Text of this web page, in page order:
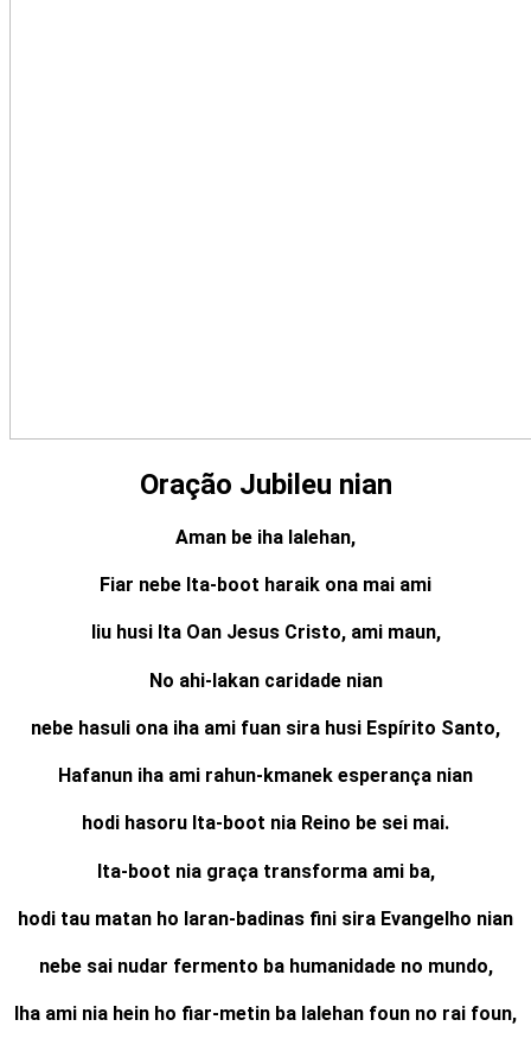
Oração Jubileu nian
Aman be iha lalehan,
Fiar nebe Ita-boot haraik ona mai ami
liu husi Ita Oan Jesus Cristo, ami maun,
No ahi-lakan caridade nian
nebe hasuli ona iha ami fuan sira husi Espírito Santo,
Hafanun iha ami rahun-kmanek esperança nian
hodi hasoru Ita-boot nia Reino be sei mai.
Ita-boot nia graça transforma ami ba,
hodi tau matan ho laran-badinas fini sira Evangelho nian
nebe sai nudar fermento ba humanidade no mundo,
Iha ami nia hein ho fiar-metin ba lalehan foun no rai foun,